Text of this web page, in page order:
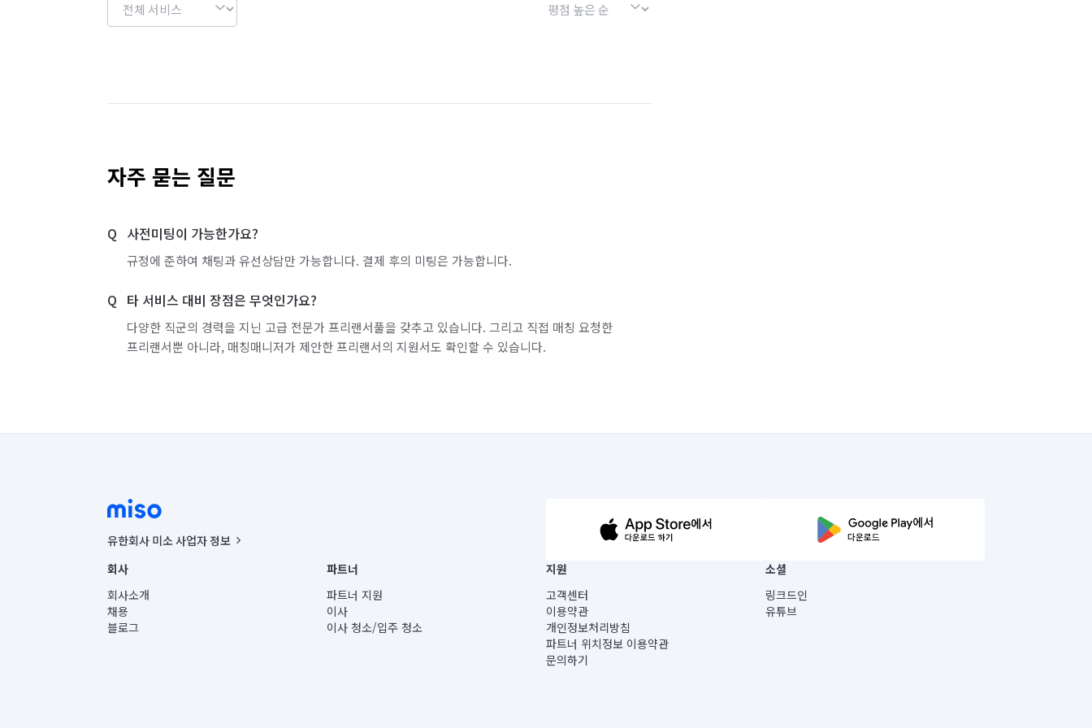
자주 묻는 질문
사전미팅이 가능한가요?
규정에 준하여 채팅과 유선상담만 가능합니다. 결제 후의 미팅은 가능합니다.
타 서비스 대비 장점은 무엇인가요?
다양한 직군의 경력을 지닌 고급 전문가 프리랜서풀을 갖추고 있습니다. 그리고 직접 매칭 요청한
프리랜서뿐 아니라, 매칭매니저가 제안한 프리랜서의 지원서도 확인할 수 있습니다.
유한회사 미소 사업자 정보
사업자등록번호 : 291-87-00271 | 인허가번호 : 2016-3220163-14-5-00019 |
통신판매신고번호 : 2024-서울종로-1400(공정거래위원회 정보) |
대표이사 : CHING VICTOR COLUMBIA RHEE
주소 | 본사: 서울특별시 종로구 율곡로 6(중학동, 트윈트리빌딩) B동 5층
컨택센터 : 서울특별시 종로구 수송동 율곡로 24, 7층, 8층 미소
회사
회사소개
채용
블로그
파트너
파트너 지원
이사
이사 청소/입주 청소
지원
고객센터
이용약관
개인정보처리방침
파트너 위치정보 이용약관
문의하기
소셜
링크드인
유튜브